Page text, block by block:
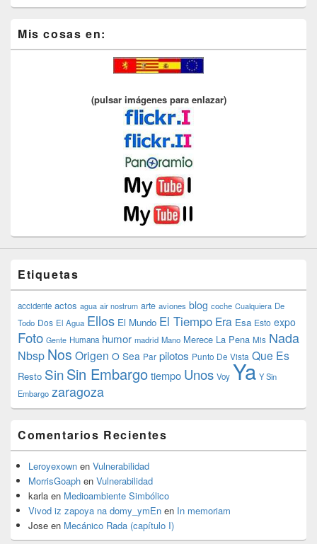
Mis cosas en:
(pulsar imágenes para enlazar)
Etiquetas
accidente actos agua air nostrum arte aviones blog coche Cualquiera De
Todo Dos El Agua Ellos El Mundo El Tiempo Era Esa Esto expo
Foto Gente Humana humor madrid Mano Merece La Pena Mis Nada
Nbsp Nos Origen O Sea Par pilotos Punto De Vista Que Es
Resto SinSin Embargotiempo Unos Voy Ya Y Sin
Embargo zaragoza
Comentarios Recientes
Leroyexown en Vulnerabilidad
MorrisGoaph en Vulnerabilidad
karla en Medioambiente Simbólico
Vivod iz zapoya na domy_ymEn en In memoriam
Jose en Mecánico Rada (capítulo I)